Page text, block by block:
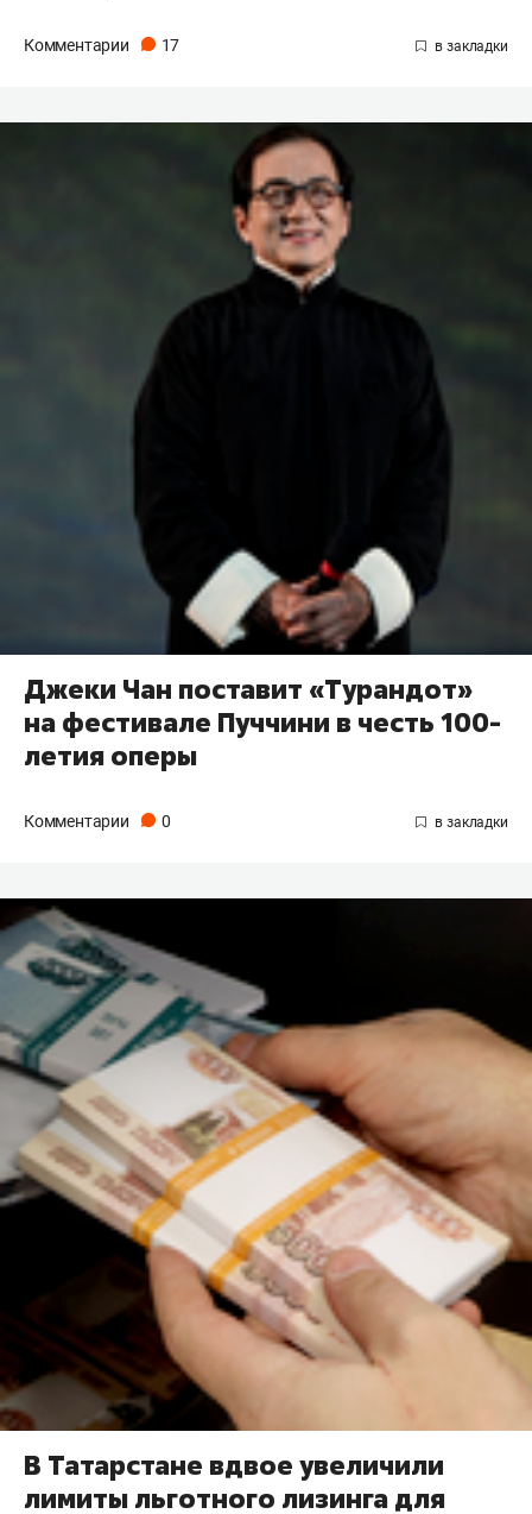
Комментарии 17
Джеки Чан поставит «Турандот»
на фестивале Пуччини в честь 100-
летия оперы
Комментарии 0
В Татарстане вдвое увеличили
лимиты льготного лизинга для